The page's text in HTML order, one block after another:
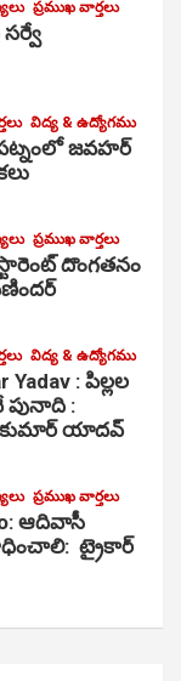
ప్రముఖ వార్తలు
విద్య & ఉద్యోగము
జవహర్
ప్రముఖ వార్తలు
దొంగతనం
విద్య & ఉద్యోగము
Yadav : పిల్లల
పునాది :
కుమార్ యాదవ్
ప్రముఖ వార్తలు
ఆదివాసీ
ట్రైకార్